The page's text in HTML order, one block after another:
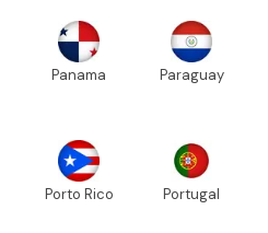
Panama Paraguay
Porto Rico Portugal